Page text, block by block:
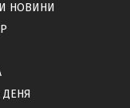
НОВИНИ
ДЕНЯ